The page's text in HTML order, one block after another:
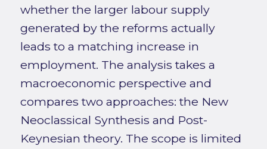
whether the larger labour supply
generated by the reforms actually
leads to a matching increase in
employment. The analysis takes a
macroeconomic perspective and
compares two approaches: the New
Neoclassical Synthesis and Post-
Keynesian theory. The scope is limited